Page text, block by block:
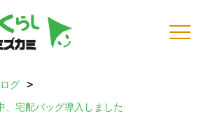
グ
、宅配バッグ導入しました